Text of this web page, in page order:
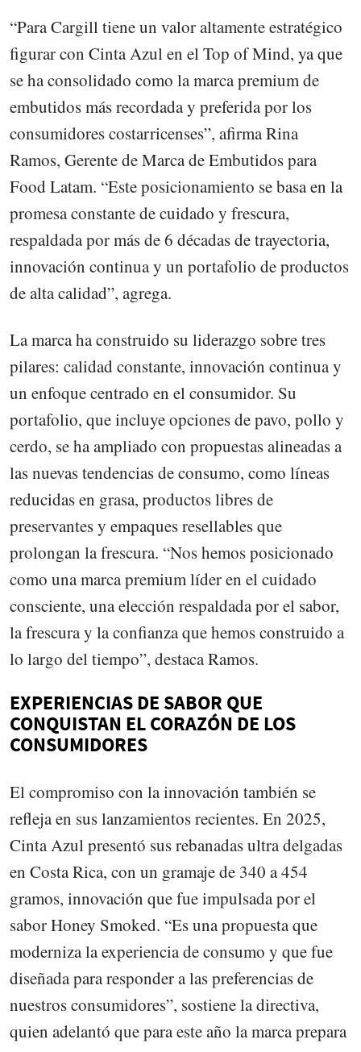
“Para Cargill tiene un valor altamente estratégico
figurar con Cinta Azul en el Top of Mind, ya que
se ha consolidado como la marca premium de
embutidos más recordada y preferida por los
consumidores costarricenses”, afirma Rina
Ramos, Gerente de Marca de Embutidos para
Food Latam. “Este posicionamiento se basa en la
promesa constante de cuidado y frescura,
respaldada por más de 6 décadas de trayectoria,
innovación continua y un portafolio de productos
de alta calidad”, agrega.
La marca ha construido su liderazgo sobre tres
pilares: calidad constante, innovación continua y
un enfoque centrado en el consumidor. Su
portafolio, que incluye opciones de pavo, pollo y
cerdo, se ha ampliado con propuestas alineadas a
las nuevas tendencias de consumo, como líneas
reducidas en grasa, productos libres de
preservantes y empaques resellables que
prolongan la frescura. “Nos hemos posicionado
como una marca premium líder en el cuidado
consciente, una elección respaldada por el sabor,
la frescura y la confianza que hemos construido a
lo largo del tiempo”, destaca Ramos.
EXPERIENCIAS DE SABOR QUE
CONQUISTAN EL CORAZÓN DE LOS
CONSUMIDORES
El compromiso con la innovación también se
refleja en sus lanzamientos recientes. En 2025,
Cinta Azul presentó sus rebanadas ultra delgadas
en Costa Rica, con un gramaje de 340 a 454
gramos, innovación que fue impulsada por el
sabor Honey Smoked. “Es una propuesta que
moderniza la experiencia de consumo y que fue
diseñada para responder a las preferencias de
nuestros consumidores”, sostiene la directiva,
quien adelantó que para este año la marca prepara